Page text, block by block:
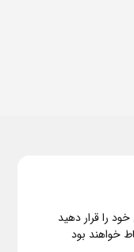
را قرار دهید
خواهند بود